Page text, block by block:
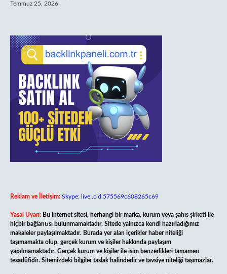
Temmuz 25, 2026
Reklam ve İletişim: Skype: live:.cid.575569c608265c69
Yasal Uyarı: Bu internet sitesi, herhangi bir marka, kurum veya şahıs şirketi ile
hiçbir bağlantısı bulunmamaktadır. Sitede yalnızca kendi hazırladığımız
makaleler paylaşılmaktadır. Burada yer alan içerikler haber niteliği
taşımamakta olup, gerçek kurum ve kişiler hakkında paylaşım
yapılmamaktadır. Gerçek kurum ve kişiler ile isim benzerlikleri tamamen
tesadüfidir. Sitemizdeki bilgiler taslak halindedir ve tavsiye niteliği taşımazlar.